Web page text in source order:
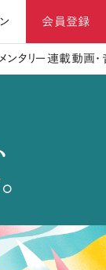
会員登録
ンタリー 連載動画